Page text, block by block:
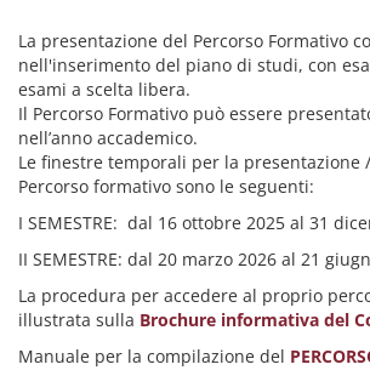
La presentazione del Percorso Formativo
nell'inserimento del piano di studi, con
esami a scelta libera.
Il Percorso Formativo può essere
nell’anno accademico.
Le finestre temporali per la presentazione
Percorso formativo sono le seguenti:
I SEMESTRE: dal 16 ottobre 2025 al 31
II SEMESTRE: dal 20 marzo 2026 al 21
La procedura per accedere al proprio
illustrata sulla Brochure informativa del
Manuale per la compilazione del